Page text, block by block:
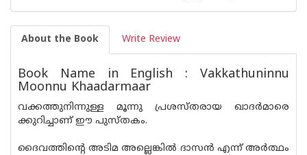
About the Book Write Review
Book Name in English : Vakkathuninnu
Moonnu Khaadarmaar
വക്കത്തുനിന്നുള്ള മൂന്നു പ്രശസ്‌തരായ ഖാദർമാരെ
ക്കുറിച്ചാണ് ഈ പുസ്‌തകം.
ദൈവത്തിന്റെ അടിമ അല്ലെങ്കിൽ ദാസൻ എന്ന് അർത്ഥം